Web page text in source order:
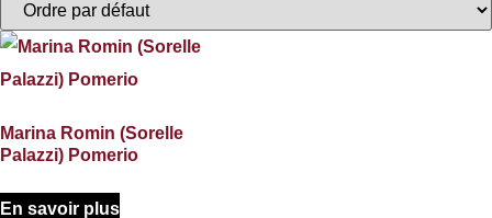
Marina Romin (Sorelle
Palazzi) Pomerio
En savoir plus